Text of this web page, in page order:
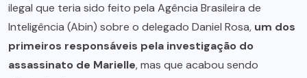
ilegal que teria sido feito pela Agência Brasileira de
Inteligência (Abin) sobre o delegado Daniel Rosa, um dos
primeiros responsáveis pela investigação do
assassinato de Marielle, mas que acabou sendo